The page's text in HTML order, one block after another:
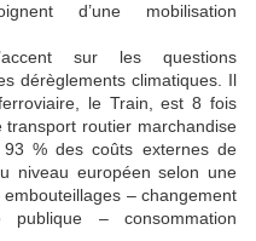
d’une mobilisation
sur les questions
dérèglements climatiques. Il
le Train, est 8 fois
routier marchandise
% des coûts externes de
niveau européen selon une
– changement
– consommation